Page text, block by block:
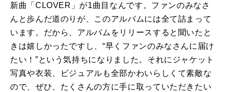
新曲「 CLOVER 」が1曲目なんです。ファンのみなさ
んと歩んだ道のりが、このアルバムには全て詰まって
います。だから、アルバムをリリースすると聞いたと
きは嬉しかったですし、“早くファンのみなさんに届け
たい！”という気持ちになりました。それにジャケット
写真や衣装、ビジュアルも全部かわいらしくて素敵な
ので、ぜひ、たくさんの方に手に取っていただきたい